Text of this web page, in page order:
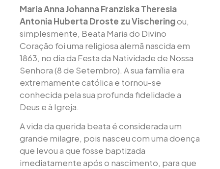
Maria Anna Johanna Franziska Theresia
Antonia Huberta Droste zu Vischeringou,
simplesmente, Beata Maria do Divino
Coração foi uma religiosa alemã nascida em
1863, no dia da Festa da Natividade de Nossa
Senhora (8 de Setembro). A sua família era
extremamente católica e tornou-se
conhecida pela sua profunda fidelidade a
Deus e à Igreja.
A vida da querida beata é considerada um
grande milagre, pois nasceu com uma doença
que levou a que fosse baptizada
imediatamente após o nascimento, para que